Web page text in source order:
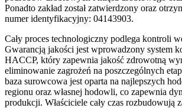
Ponadto zakład został zatwierdzony oraz
numer identyfikacyjny: 04143903.
Cały proces technologiczny podlega kontroli
Gwarancją jakości jest wprowadzony system
HACCP, który zapewnia jakość zdrowotną
eliminowanie zagrożeń na poszczególnych
baza surowcowa jest oparta na najlepszych
regionu oraz własnej hodowli, co zapewnia
produkcji. Właściciele cały czas rozbudowują